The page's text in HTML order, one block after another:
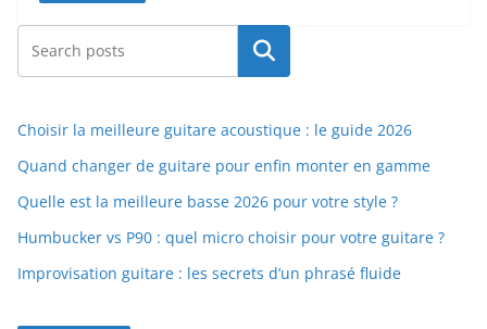
Rechercher
Choisir la meilleure guitare acoustique : le guide 2026
Quand changer de guitare pour enfin monter en gamme
Quelle est la meilleure basse 2026 pour votre style ?
Humbucker vs P90 : quel micro choisir pour votre guitare ?
Improvisation guitare : les secrets d’un phrasé fluide